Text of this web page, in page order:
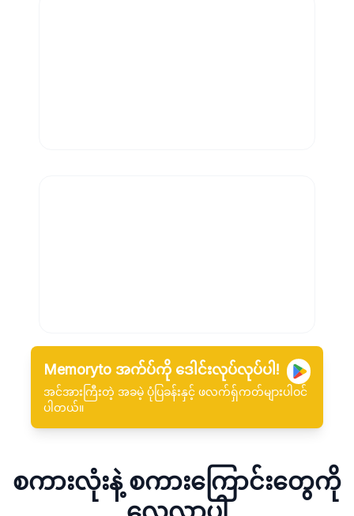
Memoryto အက်ပ်ကို ဒေါင်းလုပ်လုပ်ပါ!
အင်အားကြီးတဲ့ အခမဲ့ ပုံပြခန်းနှင့် ဖလက်ရှ်ကတ်များပါဝင်
ပါတယ်။
စကားလုံးနဲ့ စကားကြောင်းတွေကို